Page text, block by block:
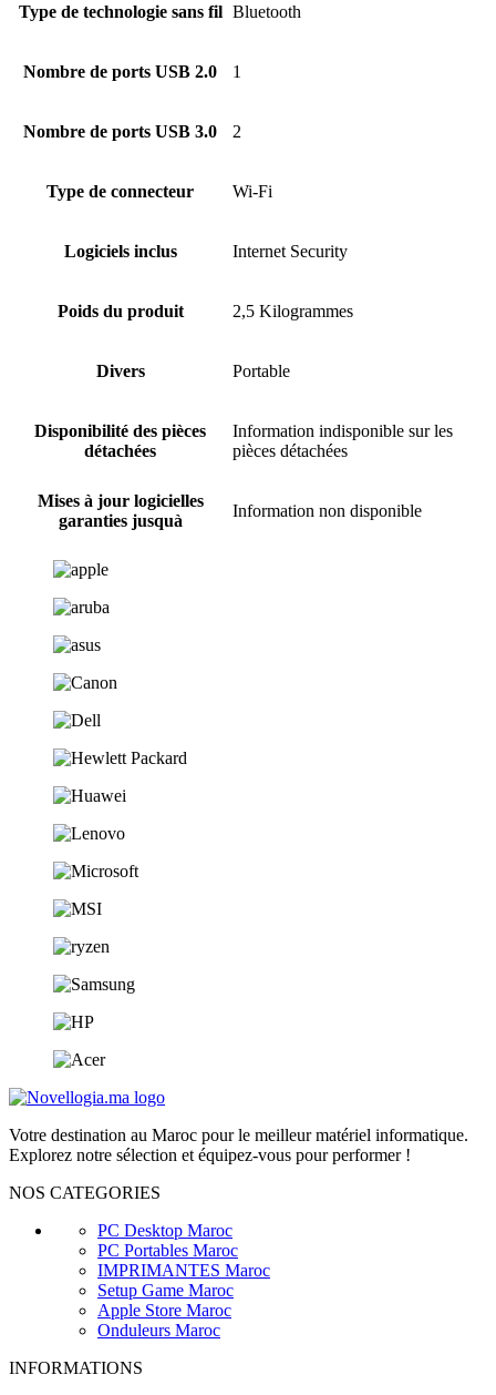
Type de technologie sans fil ‎Bluetooth
Nombre de ports USB 2.0 ‎1
Nombre de ports USB 3.0 ‎2
Type de connecteur ‎Wi-Fi
Logiciels inclus ‎Internet Security
Poids du produit ‎2,5 Kilogrammes
Divers ‎Portable
Disponibilité des pièces
détachées
‎Information indisponible sur les
pièces détachées
Mises à jour logicielles
garanties jusquà
‎Information non disponible
Votre destination au Maroc pour le meilleur matériel informatique.
Explorez notre sélection et équipez-vous pour performer !
NOS CATEGORIES
PC Desktop Maroc
PC Portables Maroc
IMPRIMANTES Maroc
Setup Game Maroc
Apple Store Maroc
Onduleurs Maroc
INFORMATIONS